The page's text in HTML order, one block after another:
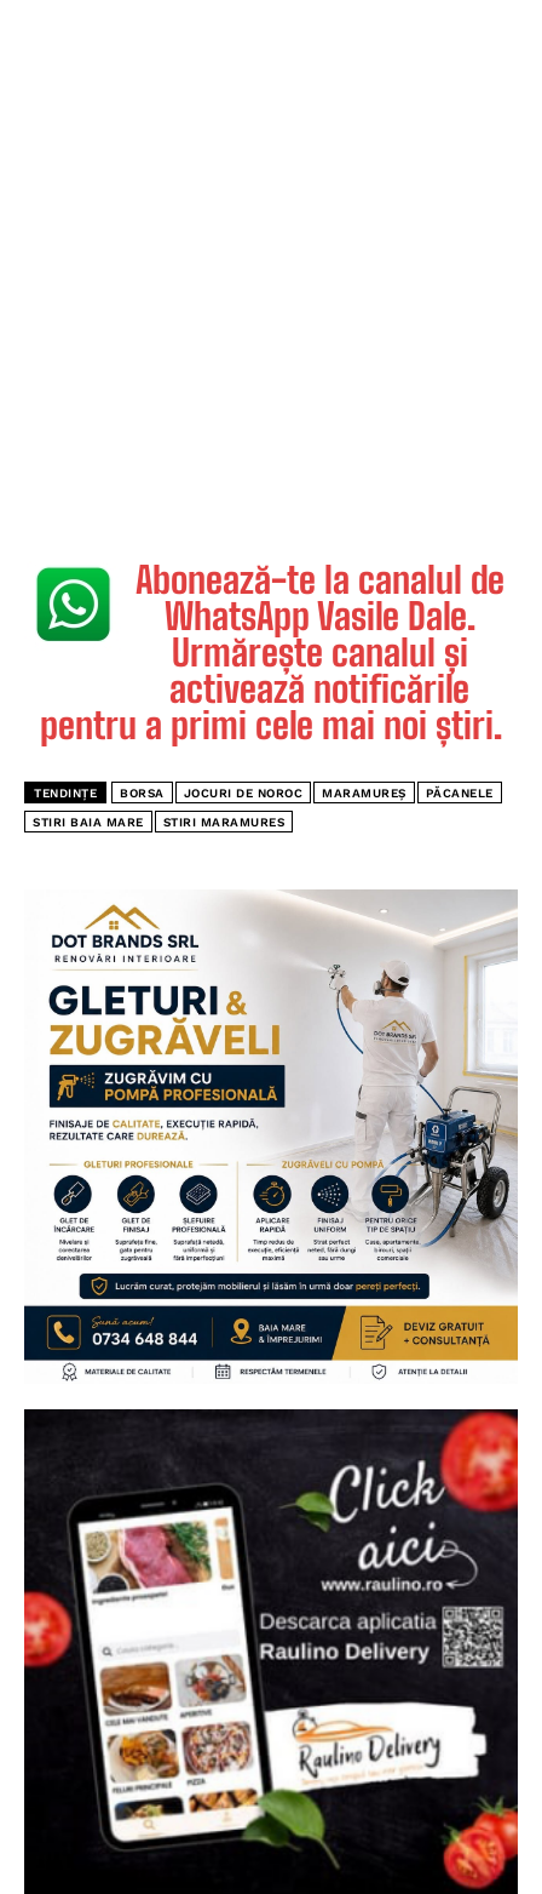
Abonează-te la canalul de
WhatsApp Vasile Dale.
Urmărește canalul și
activează notificările
pentru a primi cele mai noi știri.
TENDINȚE BORSA JOCURI DE NOROC MARAMUREȘ PĂCANELE
STIRI BAIA MARE STIRI MARAMURES